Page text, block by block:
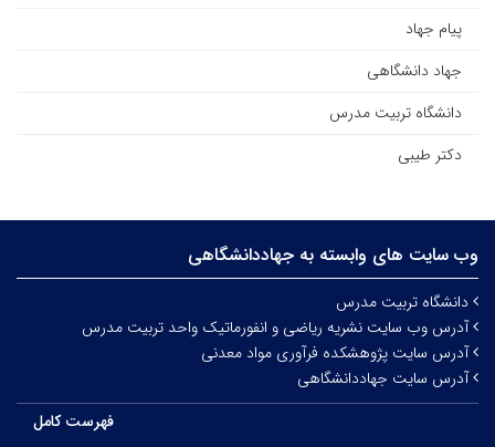
پیام جهاد
جهاد دانشگاهی
دانشگاه تربیت مدرس
دکتر طیبی
وب سایت های وابسته به جهاددانشگاهی
دانشگاه تربیت مدرس
آدرس وب سایت نشریه ریاضی و انفورماتیک واحد تربیت مدرس
آدرس سایت پژوهشکده فرآوری مواد معدنی
آدرس سایت جهاددانشگاهی
فهرست کامل